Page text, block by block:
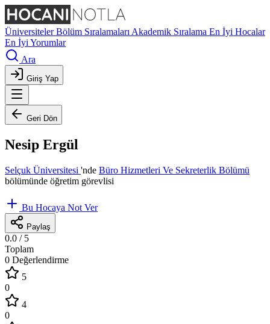
ÜniversitelerBölüm Sıralamaları Akademik Sıralama En İyi Hocalar
En İyi Yorumlar
Ara
Giriş Yap
Geri Dön
Nesip Ergül
Selçuk Üniversitesi 'nde Büro Hizmetleri Ve Sekreterlik Bölümü
bölümünde öğretim görevlisi
Bu Hocaya Not Ver
Paylaş
0.0 / 5
Toplam
0 Değerlendirme
5
0
4
0